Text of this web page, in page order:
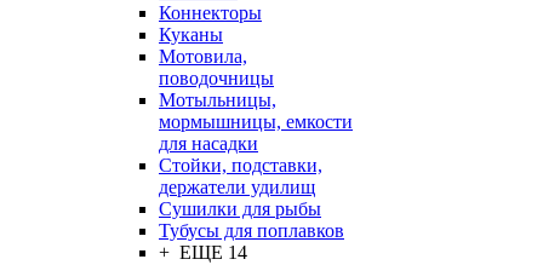
Коннекторы
Куканы
Мотовила,
поводочницы
Мотыльницы,
мормышницы, емкости
для насадки
Стойки, подставки,
держатели удилищ
Сушилки для рыбы
Тубусы для поплавков
+ ЕЩЕ 14